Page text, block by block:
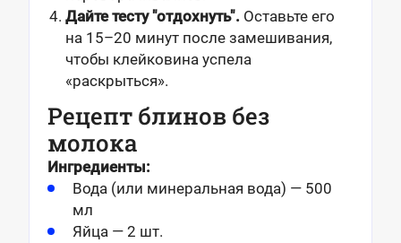
Дайте тесту "отдохнуть". Оставьте его
на 15–20 минут после замешивания,
чтобы клейковина успела
«раскрыться».
Рецепт блинов без
молока
Ингредиенты:
Вода (или минеральная вода) — 500
мл
Яйца — 2 шт.